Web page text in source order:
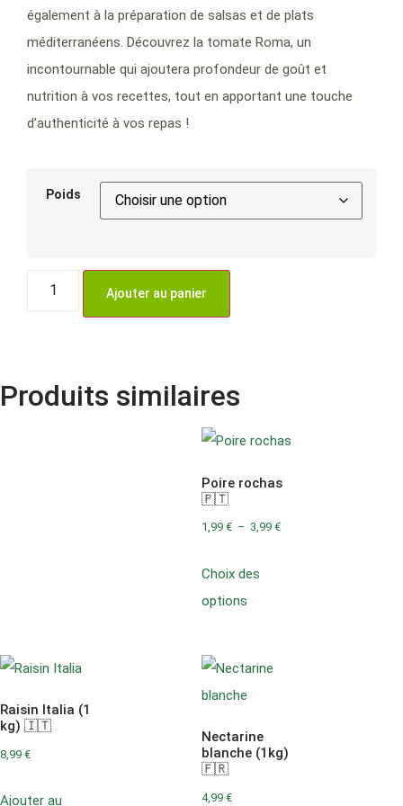
également à la préparation de salsas et de plats
méditerranéens. Découvrez la tomate Roma, un
incontournable qui ajoutera profondeur de goût et
nutrition à vos recettes, tout en apportant une touche
d’authenticité à vos repas !
Poids
Ajouter au panier
Produits similaires
Poire rochas
🇵🇹
1,99 € – 3,99 €
Choix des
options
Raisin Italia (1
kg) 🇮🇹
8,99 €
Ajouter au
Nectarine
blanche (1kg)
🇫🇷
4,99 €